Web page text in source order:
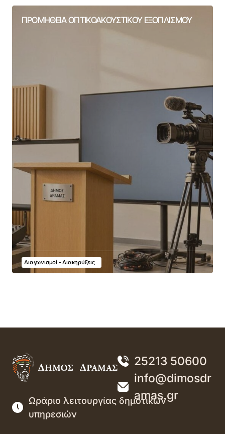
ΠΡΟΜΗΘΕΙΑ ΟΠΤΙΚΟΑΚΟΥΣΤΙΚΟΥ ΕΞΟΠΛΙΣΜΟΥ
Διαγωνισμοί - Διακηρύξεις
25213 50600
info@dimosdr
amas.gr
Ωράριο λειτουργίας δημοτικών
υπηρεσιών